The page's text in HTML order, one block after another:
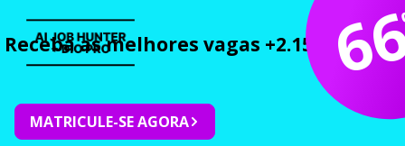
Receba as melhores vagas +2.150 cursos
MATRICULE-SE AGORA